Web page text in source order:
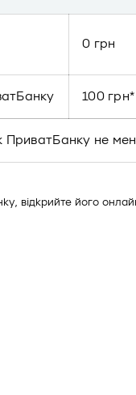
0 грн
100 грн*
ПриватБанку не
відкрийте його